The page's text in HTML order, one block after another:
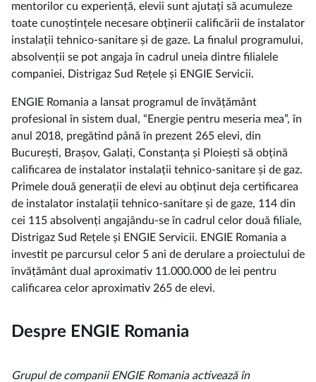
mentorilor cu experiență, elevii sunt ajutați să acumuleze
toate cunoștințele necesare obținerii calificării de instalator
instalații tehnico-sanitare și de gaze. La finalul programului,
absolvenții se pot angaja în cadrul uneia dintre filialele
companiei, Distrigaz Sud Rețele și ENGIE Servicii.
ENGIE Romania a lansat programul de învățământ
profesional în sistem dual, “Energie pentru meseria mea”, în
anul 2018, pregătind până în prezent 265 elevi, din
București, Brașov, Galați, Constanța și Ploiești să obțină
calificarea de instalator instalații tehnico-sanitare și de gaz.
Primele două generații de elevi au obținut deja certificarea
de instalator instalații tehnico-sanitare și de gaze, 114 din
cei 115 absolvenți angajându-se în cadrul celor două filiale,
Distrigaz Sud Rețele și ENGIE Servicii. ENGIE Romania a
investit pe parcursul celor 5 ani de derulare a proiectului de
învățământ dual aproximativ 11.000.000 de lei pentru
calificarea celor aproximativ 265 de elevi.
Despre ENGIE Romania
Grupul de companii ENGIE Romania activează în